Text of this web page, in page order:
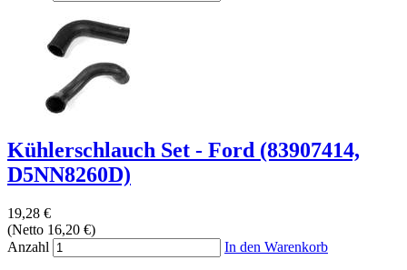
Kühlerschlauch Set - Ford (83907414,
D5NN8260D)
19,28 €
(Netto 16,20 €)
Anzahl
In den Warenkorb